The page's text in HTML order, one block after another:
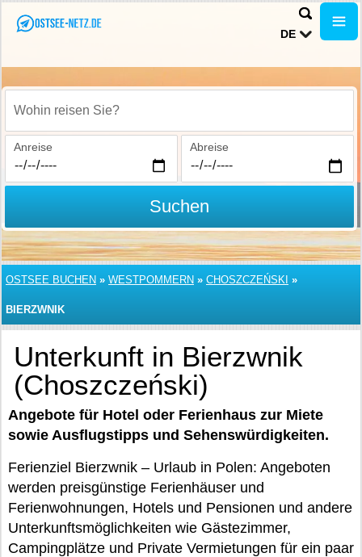
DE
Wohin reisen Sie?
Anreise Abreise
Suchen
OSTSEE BUCHEN » WESTPOMMERN » CHOSZCZEŃSKI »
BIERZWNIK
Unterkunft in Bierzwnik
(Choszczeński)
Angebote für Hotel oder Ferienhaus zur Miete
sowie Ausflugstipps und Sehenswürdigkeiten.
Ferienziel Bierzwnik – Urlaub in Polen: Angeboten
werden preisgünstige Ferienhäuser und
Ferienwohnungen, Hotels und Pensionen und andere
Unterkunftsmöglichkeiten wie Gästezimmer,
Campingplätze und Private Vermietungen für ein paar